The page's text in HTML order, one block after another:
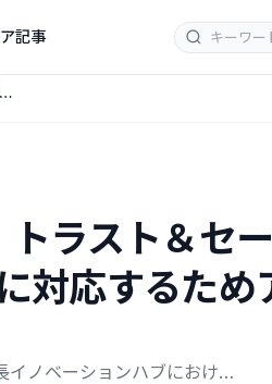
記事
ラスト＆セ
対応するた
イノベーションハブにおけ…